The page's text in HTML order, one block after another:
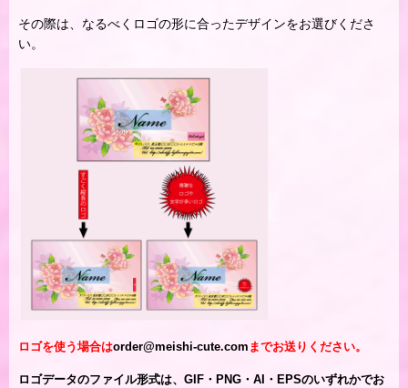
その際は、なるべくロゴの形に合ったデザインをお選びくださ
い。
ロゴを使う場合はorder@meishi-cute.com までお送りください。
ロゴデータのファイル形式は、GIF・PNG・AI・EPSのいずれかでお